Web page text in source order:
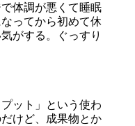
体調が悪くて睡眠
ってから初めて休
がする。ぐっすり
ット」という使わ
けど、成果物とか